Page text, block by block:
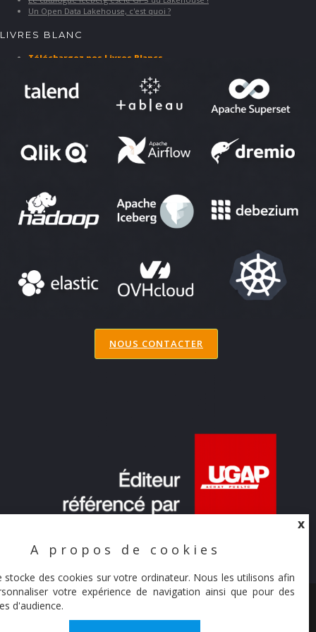
X
A propos de cookies
stocke des cookies sur votre ordinateur. Nous les utilisons afin
votre expérience de navigation ainsi que pour des
d'audience.
Un Open Data Lakehouse, c'est quoi ?
LIVRES BLANC
Téléchargez nos Livres Blancs
NOUS CONTACTER
© Synaltic 2026